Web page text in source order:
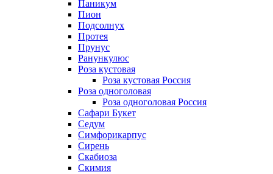
Паникум
Пион
Подсолнух
Протея
Прунус
Ранункулюс
Роза кустовая
Роза кустовая Россия
Роза одноголовая
Роза одноголовая Россия
Сафари Букет
Седум
Симфорикарпус
Сирень
Скабиоза
Скимия